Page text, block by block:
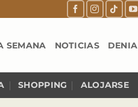
SEMANA NOTICIAS DENIA
SHOPPING ALOJARSE